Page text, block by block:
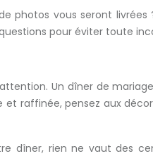
vous seront livrées
pour éviter toute
Un dîner de
raffinée, pensez aux
dîner, rien ne vaut des